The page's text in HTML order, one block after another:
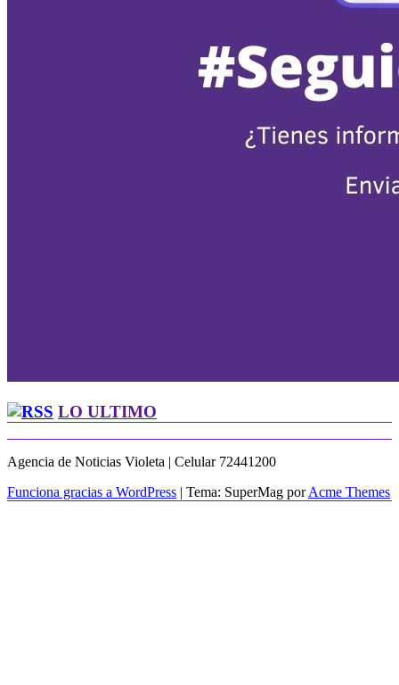
LO ULTIMO
Agencia de Noticias Violeta | Celular 72441200
Funciona gracias a WordPress | Tema: SuperMag porAcme Themes